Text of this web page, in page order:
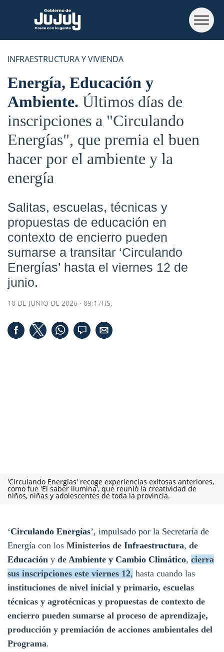
INFRAESTRUCTURA Y VIVIENDA
Energía, Educación y
Ambiente Últimos días de
inscripciones a "Circulando
Energías", que premia el buen
hacer por el ambiente y la
energía
Salitas, escuelas, técnicas y
propuestas de educación en
contexto de encierro pueden
sumarse a transitar ‘Circulando
Energías’ hasta el viernes 12 de
junio.
10 DE JUNIO DE 2026 · 09:17HS.
'Circulando Energías' recoge experiencias exitosas anteriores,
como fue 'El saber ilumina', que reunió la creatividad de
niños, niñas y adolescentes de toda la provincia.
‘Circulando Energías’, impulsado por la Secretaría de
Energía con los Ministerios de Infraestructura, de
Educación y de Ambiente y Cambio Climático, cierra
sus inscripciones este viernes 12, hasta cuando las
instituciones de nivel inicial y primario, escuelas
técnicas y agrotécnicas y propuestas de contexto de
encierro pueden sumarse al proceso de aprendizaje,
producción y premiación de acciones ambientales del
Programa.